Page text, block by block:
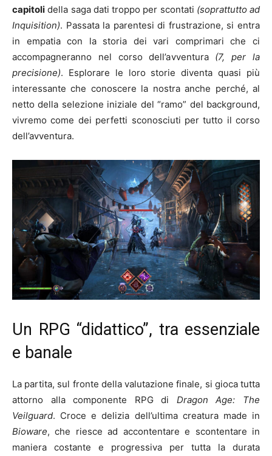
capitoli della saga dati troppo per scontati (soprattutto ad
Inquisition). Passata la parentesi di frustrazione, si entra
in empatia con la storia dei vari comprimari che ci
accompagneranno nel corso dell’avventura (7, per la
precisione). Esplorare le loro storie diventa quasi più
interessante che conoscere la nostra anche perché, al
netto della selezione iniziale del “ramo” del background,
vivremo come dei perfetti sconosciuti per tutto il corso
dell’avventura.
Un RPG “didattico”, tra essenziale
e banale
La partita, sul fronte della valutazione finale, si gioca tutta
attorno alla componente RPG di Dragon Age: The
Veilguard. Croce e delizia dell’ultima creatura made in
Bioware, che riesce ad accontentare e scontentare in
maniera costante e progressiva per tutta la durata